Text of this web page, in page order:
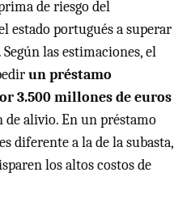
de riesgo del
estado portugués a superar
las estimaciones, el
un préstamo
3.500 millones de euros
de alivio. En un préstamo
diferente a la de la subasta,
los altos costos de